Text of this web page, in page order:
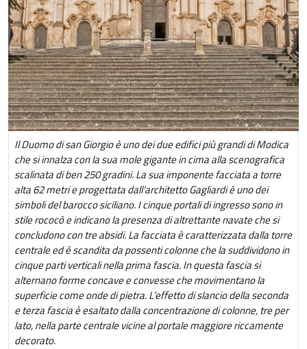
Il Duomo di san Giorgio è uno dei due edifici più grandi di Modica
che si innalza con la sua mole gigante in cima alla scenografica
scalinata di ben 250 gradini. La sua imponente facciata a torre
alta 62 metri e progettata dall’architetto Gagliardi è uno dei
simboli del barocco siciliano. I cinque portali di ingresso sono in
stile rococò e indicano la presenza di altrettante navate che si
concludono con tre absidi. La facciata è caratterizzata dalla torre
centrale ed è scandita da possenti colonne che la suddividono in
cinque parti verticali nella prima fascia. In questa fascia si
alternano forme concave e convesse che movimentano la
superficie come onde di pietra. L’effetto di slancio della seconda
e terza fascia è esaltato dalla concentrazione di colonne, tre per
lato, nella parte centrale vicine al portale maggiore riccamente
decorato.